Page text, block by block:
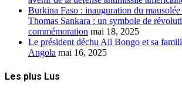
Burkina Faso : inauguration du
Thomas Sankara : un symbole de
commémoration mai 18, 2025
Le président déchu Ali Bongo et sa
Angola mai 16, 2025
Les plus Lus